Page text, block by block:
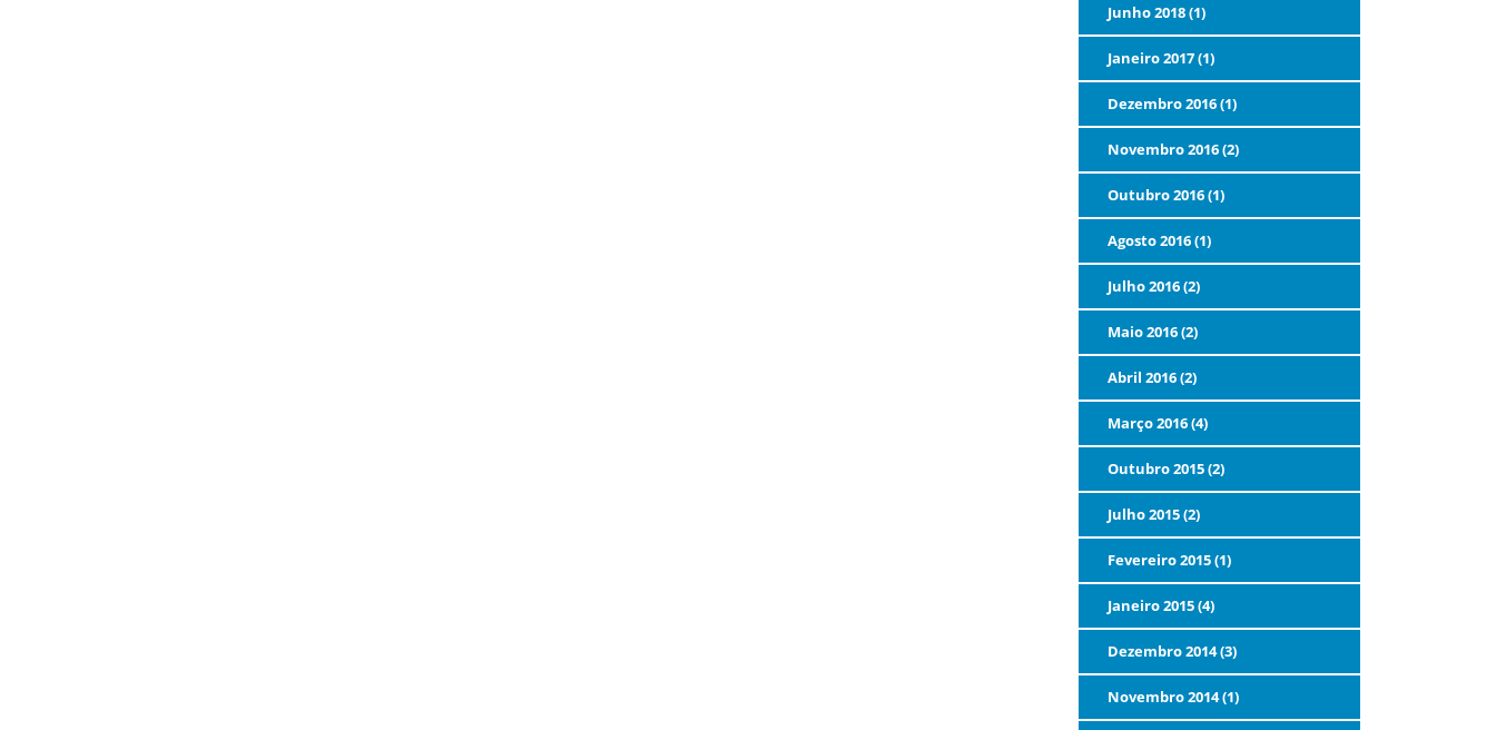
Junho 2018 (1)
Janeiro 2017 (1)
Dezembro 2016 (1)
Novembro 2016 (2)
Outubro 2016 (1)
Agosto 2016 (1)
Julho 2016 (2)
Maio 2016 (2)
Abril 2016 (2)
Março 2016 (4)
Outubro 2015 (2)
Julho 2015 (2)
Fevereiro 2015 (1)
Janeiro 2015 (4)
Dezembro 2014 (3)
Novembro 2014 (1)